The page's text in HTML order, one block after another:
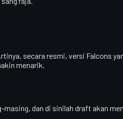
secara resmi, versi Falcons
menarik.
dan di sinilah draft akan